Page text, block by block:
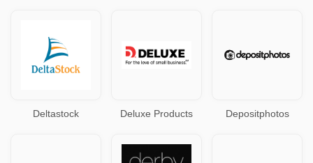
Deltastock Deluxe Products Depositphotos